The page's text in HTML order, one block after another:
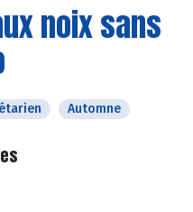
noix sans
Automne